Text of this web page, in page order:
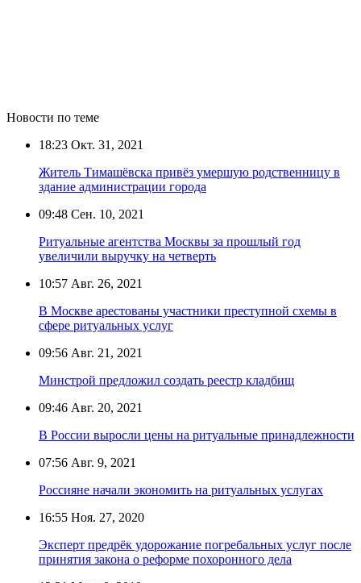
Новости по теме
18:23 Окт. 31, 2021
Житель Тимашёвска привёз умершую родственницу в
здание администрации города
09:48 Сен. 10, 2021
Ритуальные агентства Москвы за прошлый год
увеличили выручку на четверть
10:57 Авг. 26, 2021
В Москве арестованы участники преступной схемы в
сфере ритуальных услуг
09:56 Авг. 21, 2021
Минстрой предложил создать реестр кладбищ
09:46 Авг. 20, 2021
В России выросли цены на ритуальные принадлежности
07:56 Авг. 9, 2021
Россияне начали экономить на ритуальных услугах
16:55 Ноя. 27, 2020
Эксперт предрёк удорожание погребальных услуг после
принятия закона о реформе похоронного дела